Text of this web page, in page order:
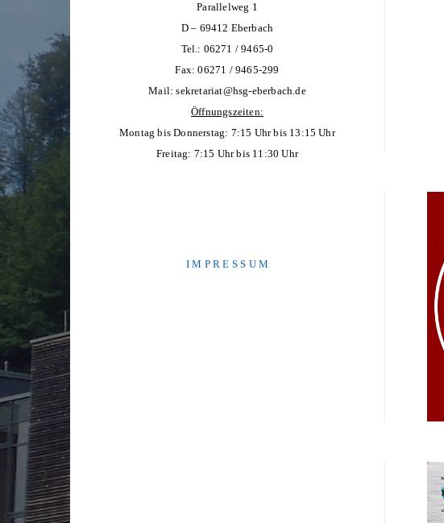
Parallelweg 1
D – 69412 Eberbach
Tel.: 06271 / 9465-0
Fax: 06271 / 9465-299
Mail:sekretariat@hsg-eberbach.de
Öffnungszeiten:
Montag bis Donnerstag: 7:15 Uhr bis 13:15 Uhr
Freitag: 7:15 Uhr bis 11:30 Uhr
I M P R E S S U M